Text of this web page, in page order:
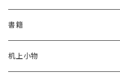
長栄堂
半切
かな用
書籍
机上小物